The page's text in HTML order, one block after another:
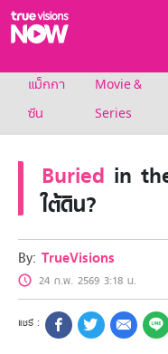
True AF2026
แพ็กเกจ
NOW ENT
NOW SPORTS
NOW Muay
แพ็กเกจทรูวิชัน
เคเบิลและจานด
สิทธิพิเศษ
สิทธิพิเศษลูกค้า
Showtime
HoReCa
แพ็กเกจสำหรับ
หาร้านร่วมรายก
แม็กกา
ซีน
Movie &
Series
Buried in
ใต้ดิน?
By: TrueVisions
24 ก.พ. 2569 3:18 น.